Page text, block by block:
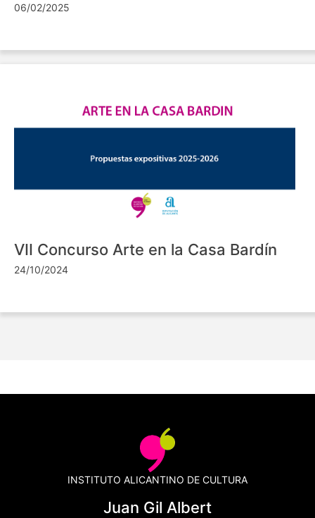
06/02/2025
VII Concurso Arte en la Casa Bardín
24/10/2024
INSTITUTO ALICANTINO DE CULTURA
Juan Gil Albert